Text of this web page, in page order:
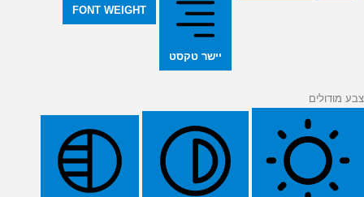
יישר טקסט
FONT WEIGHT
צבע מודולים